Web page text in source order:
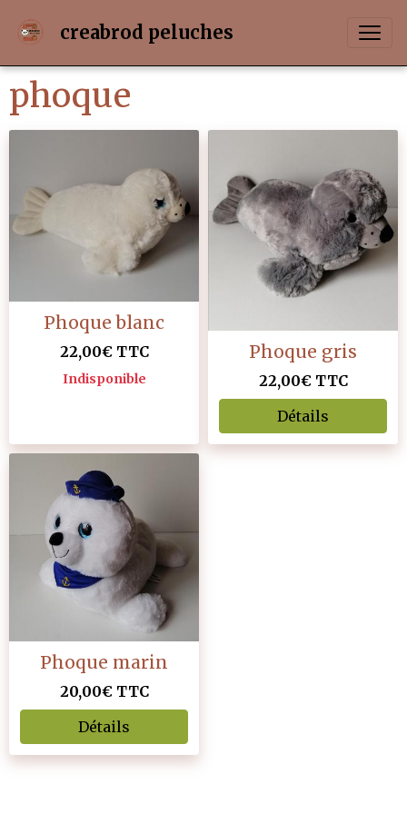
creabrod peluches
phoque
Phoque blanc
22,00€ TTC
Indisponible
Phoque gris
22,00€ TTC
Détails
Phoque marin
20,00€ TTC
Détails